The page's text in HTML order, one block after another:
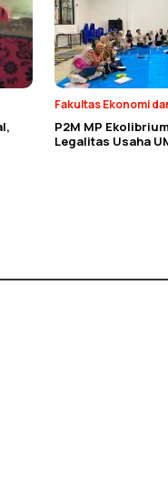
Fakultas Ekonomi
P2M MP
Legalitas Usaha